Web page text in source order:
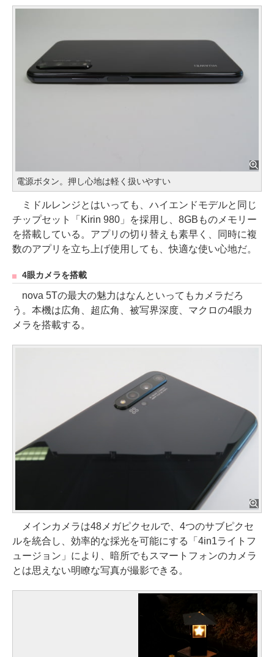
電源ボタン。押し心地は軽く扱いやすい
ミドルレンジとはいっても、ハイエンドモデルと同じ
チップセット「Kirin 980」を採用し、8GBものメモリー
を搭載している。アプリの切り替えも素早く、同時に複
数のアプリを立ち上げ使用しても、快適な使い心地だ。
4眼カメラを搭載
nova 5Tの最大の魅力はなんといってもカメラだろ
う。本機は広角、超広角、被写界深度、マクロの4眼カ
メラを搭載する。
メインカメラは48メガピクセルで、4つのサブピクセ
ルを統合し、効率的な採光を可能にする「4in1ライトフ
ュージョン」により、暗所でもスマートフォンのカメラ
とは思えない明瞭な写真が撮影できる。